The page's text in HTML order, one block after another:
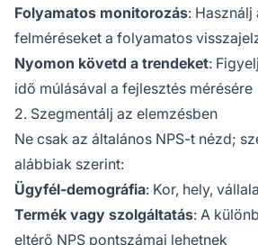
Folyamatos monitorozás:
felméréseket a folyamatos
Nyomon követd a trendeket:
idő múlásával a fejlesztés mérésére
2. Szegmentálj az elemzésben
Ne csak az általános NPS-t nézd;
alábbiak szerint:
Ügyfél-demográfia: Kor, hely,
Termék vagy szolgáltatás: A
eltérő NPS pontszámai lehetnek